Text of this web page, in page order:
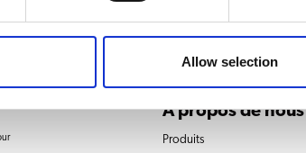
Allow selection
À propos de nous
Produits